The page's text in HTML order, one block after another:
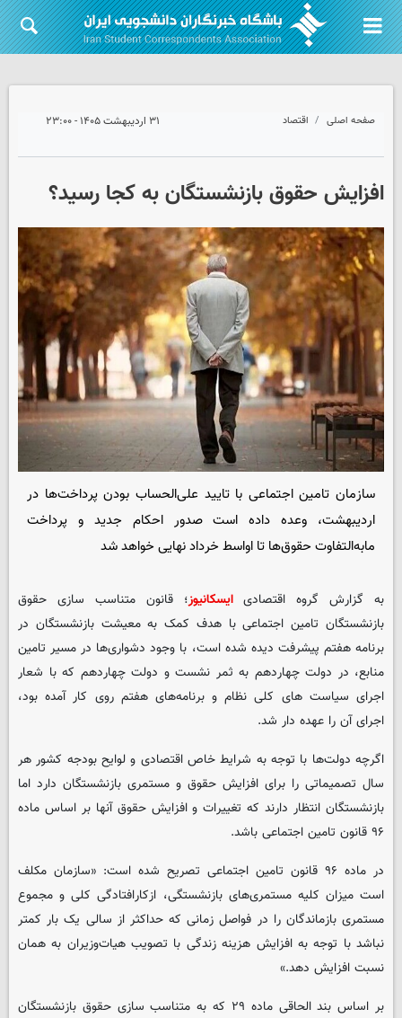
صفحه اصلی اقتصاد ۳۱ اردیبهشت ۱۴۰۵ - ۲۳:۰۰
افزایش حقوق بازنشستگان به کجا رسید؟
سازمان تامین اجتماعی با تایید علی‌الحساب بودن پرداخت‌ها در
اردیبهشت، وعده داده است صدور احکام جدید و پرداخت
مابه‌التفاوت حقوق‌ها تا اواسط خرداد نهایی خواهد شد
به گزارش گروه اقتصادیایسکانیوز؛ قانون متناسب سازی حقوق
بازنشستگان تامین اجتماعی با هدف کمک به معیشت بازنشستگان در
برنامه هفتم پیشرفت دیده شده است، با وجود دشواری‌ها در مسیر تامین
منابع، در دولت چهاردهم به ثمر نشست و دولت چهاردهم که با شعار
اجرای سیاست های کلی نظام و برنامه‌های هفتم روی کار آمده بود،
اجرای آن را عهده دار شد.
اگرچه دولت‌ها با توجه به شرایط خاص اقتصادی و لوایح بودجه کشور هر
سال تصمیماتی را برای افزایش حقوق و مستمری بازنشستگان دارد اما
بازنشستگان انتظار دارند که تغییرات و افزایش حقوق آنها بر اساس ماده
۹۶ قانون تامین اجتماعی باشد.
در ماده ۹۶ قانون تامین اجتماعی تصریح شده است: «سازمان مکلف
است میزان کلیه مستمری‌های بازنشستگی، ازکارافتادگی کلی و مجموع
مستمری بازماندگان را در فواصل زمانی که حداکثر از سالی یک بار کمتر
نباشد با توجه به افزایش هزینه زندگی با تصویب هیات‌وزیران به همان
نسبت افزایش دهد.»
بر اساس بند الحاقی ماده ۲۹ که به متناسب سازی حقوق بازنشستگان